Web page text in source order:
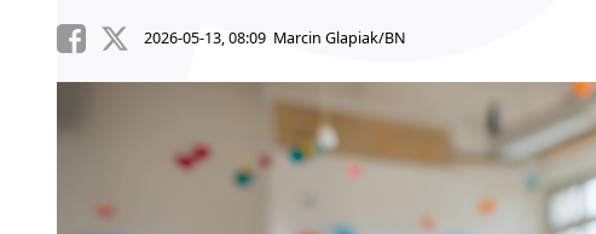
2026-05-13, 08:09 Marcin Glapiak/BN